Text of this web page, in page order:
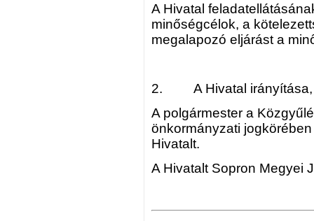
A Hivatal
minőségcélok, a
megalapozó eljárást a
2. A Hivatal irányítása,
A polgármester a
önkormányzati
A Hivatalt Sopron Megyei